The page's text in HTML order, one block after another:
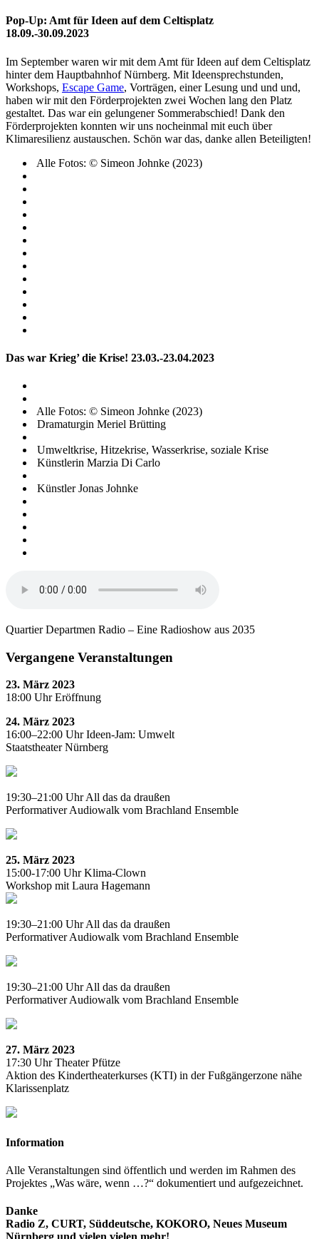
Pop-Up: Amt für Ideen auf dem Celtisplatz
18.09.-30.09.2023
Im September waren wir mit dem Amt für Ideen auf dem Celtisplatz
hinter dem Hauptbahnhof Nürnberg. Mit Ideensprechstunden,
Workshops, Escape Game, Vorträgen, einer Lesung und und und,
haben wir mit den Förderprojekten zwei Wochen lang den Platz
gestaltet. Das war ein gelungener Sommerabschied! Dank den
Förderprojekten konnten wir uns nocheinmal mit euch über
Klimaresilienz austauschen. Schön war das, danke allen Beteiligten!
Alle Fotos: © Simeon Johnke (2023)
Das war Krieg’ die Krise! 23.03.-23.04.2023
Alle Fotos: © Simeon Johnke (2023)
Dramaturgin Meriel Brütting
Umweltkrise, Hitzekrise, Wasserkrise, soziale Krise
Künstlerin Marzia Di Carlo
Künstler Jonas Johnke
Quartier Departmen Radio – Eine Radioshow aus 2035
Vergangene Veranstaltungen
23. März 2023
18:00 Uhr Eröffnung
24. März 2023
16:00–22:00 UhrIdeen-Jam: Umwelt
Staatstheater Nürnberg
19:30–21:00 UhrAll das da draußen
Performativer Audiowalk vom Brachland Ensemble
25. März 2023
15:00-17:00 Uhr Klima-Clown
Workshop mit Laura Hagemann
19:30–21:00 UhrAll das da draußen
Performativer Audiowalk vom Brachland Ensemble
19:30–21:00 UhrAll das da draußen
Performativer Audiowalk vom Brachland Ensemble
27. März 2023
17:30 UhrTheater Pfütze
Aktion des Kindertheaterkurses (KTI) in der Fußgängerzone nähe
Klarissenplatz
Information
Alle Veranstaltungen sind öffentlich und werden im Rahmen des
Projektes „Was wäre, wenn …?“ dokumentiert und aufgezeichnet.
Danke
Radio Z, CURT, Süddeutsche, KOKORO, Neues Museum